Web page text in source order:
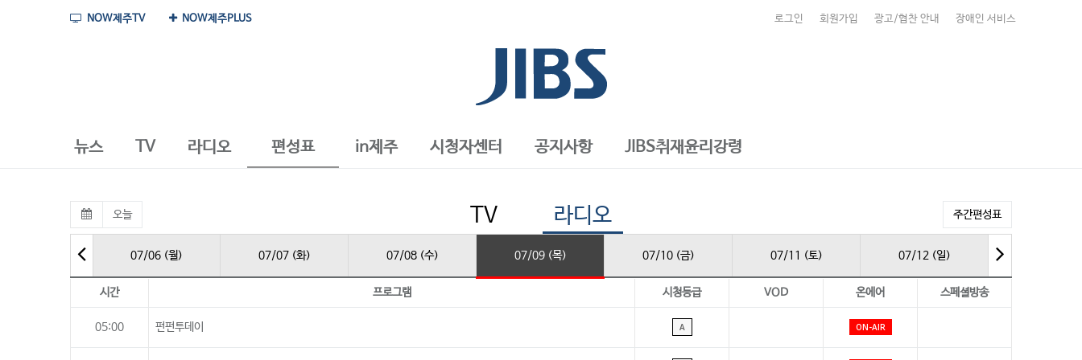
NOW제주PLUS
NOW제주TV 장애인 서비스
광고/협찬 안내
회원가입
로그인
뉴스 TV 라디오 편성표 in제주 시청자센터 공지사항 JIBS취재윤리강령
오늘 TV 라디오 주간편성표
07/06 (월) 07/07 (화) 07/08 (수) 07/09 (목) 07/10 (금) 07/11 (토) 07/12 (일)
시간 프로그램 시청등급 VOD 온에어 스페셜방송
05:00 펀펀투데이 A ON-AIR